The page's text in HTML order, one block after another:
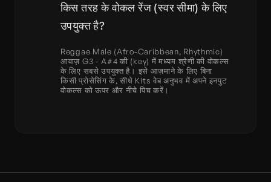
किस तरह के वोकल रेंज (स्वर सीमा) के लिए
उपयुक्त है?
Reggae Male (Afro-Caribbean, Rhythmic)
आवाज़ G3 - A#4 की (key) में मध्यम श्रेणी की वोकल्स
के लिए सबसे उपयुक्त है। इसे आज़माने के लिए बिना
किसी प्रोसेसिंग के, सीधे Kits वेब अनुभव में अपने इनपुट
वोकल्स को ऊपर और नीचे पिच करें।